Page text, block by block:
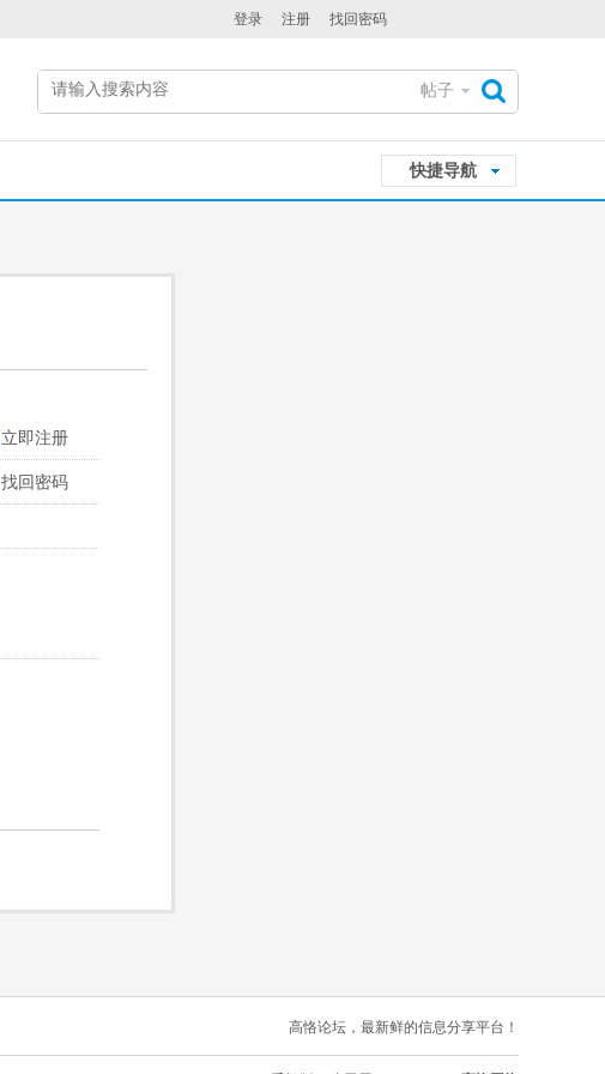
登录 注册 找回密码
帖子
快捷导航
立即注册
找回密码
高恪论坛，最新鲜的信息分享平台！